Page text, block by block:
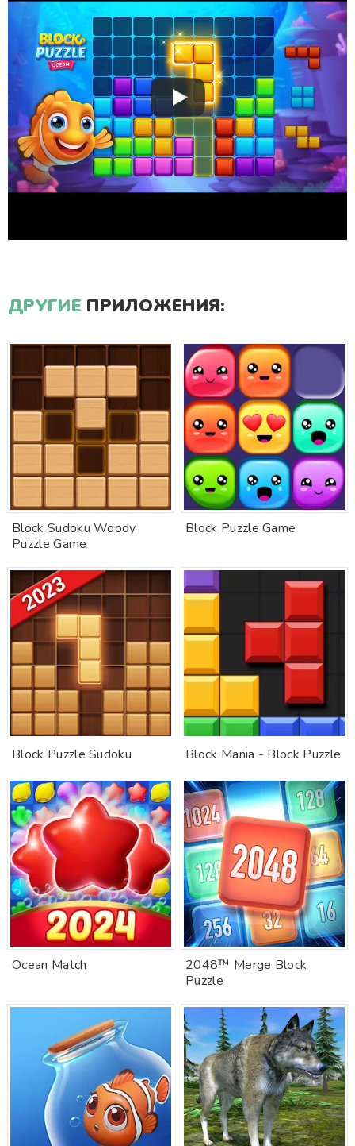
ДРУГИЕ ПРИЛОЖЕНИЯ:
Block Sudoku Woody
Puzzle Game
Block Puzzle Game
Block Puzzle Sudoku Block Mania - Block Puzzle
Ocean Match
2048™ Merge Block
Puzzle